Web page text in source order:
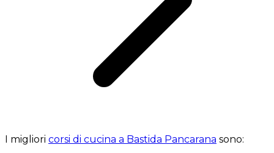
I migliori corsi di cucina a Bastida Pancarana sono: